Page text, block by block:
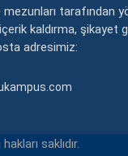
tarafından
kaldırma, şikayet
adresimiz:
saklıdır.